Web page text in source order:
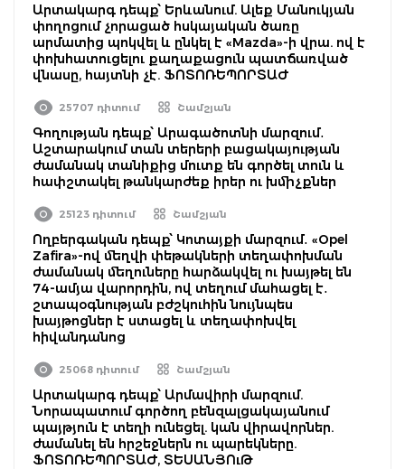
Արտակարգ դեպք՝ Երևանում. Ալեք Մանուկյան
փողոցում չորացած հսկայական ծառը
արմատից պոկվել և ընկել է «Mazda»-ի վրա. ով է
փոխհատուցելու քաղաքացուն պատճառված
վնասը, հայտնի չէ. ՖՈՏՈՌԵՊՈՐՏԱԺ
25707 դիտում Շամշյան
Գողության դեպք՝ Արագածոտնի մարզում․
Աշտարակում տան տերերի բացակայության
ժամանակ տանիքից մուտք են գործել տուն և
հափշտակել թանկարժեք իրեր ու խմիչքներ
25123 դիտում Շամշյան
Ողբերգական դեպք՝ Կոտայքի մարզում․ «Opel
Zafira»-ով մեղվի փեթակների տեղափոխման
ժամանակ մեղուները հարձակվել ու խայթել են
74-ամյա վարորդին, ով տեղում մահացել է․
շտապօգնության բժշկուհին նույնպես
խայթոցներ է ստացել և տեղափոխվել
հիվանդանոց
25068 դիտում Շամշյան
Արտակարգ դեպք՝ Արմավիրի մարզում.
Նորապատում գործող բենզալցակայանում
պայթյուն է տեղի ունեցել. կան վիրավորներ.
ժամանել են հրշեջներն ու պարեկները.
ՖՈՏՈՌԵՊՈՐՏԱԺ, ՏԵՍԱՆՅՈւԹ